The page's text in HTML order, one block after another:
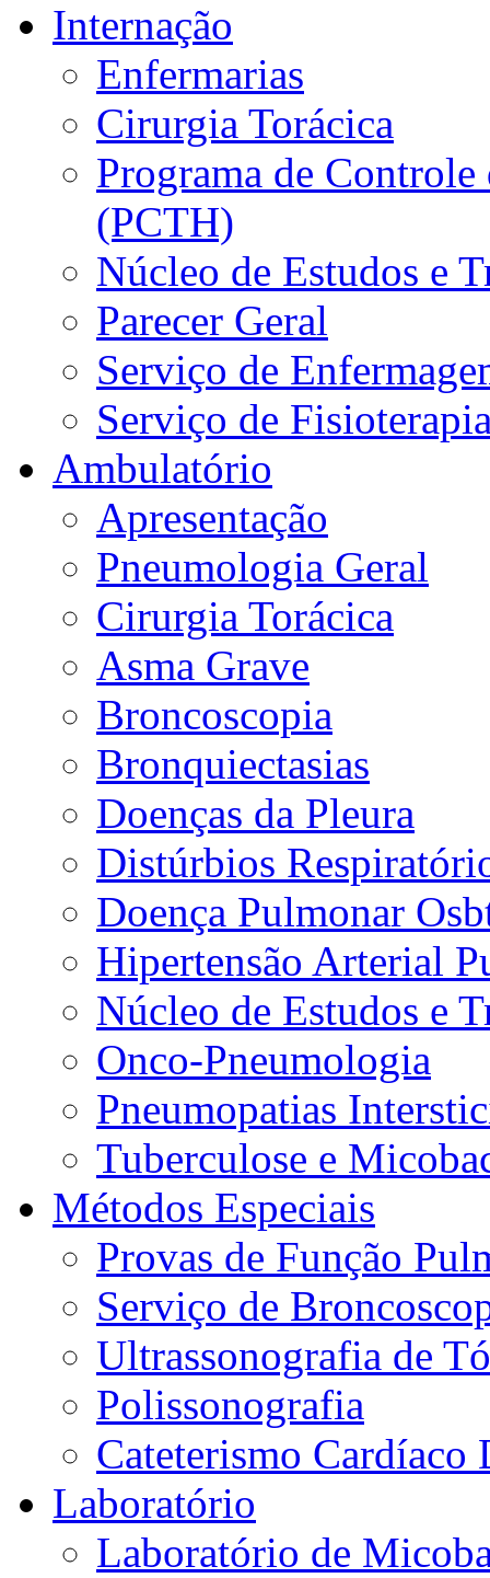
Internação
Enfermarias
Cirurgia Torácica
Programa de
(PCTH)
Núcleo de Estudos e
Parecer Geral
Serviço de
Serviço de
Ambulatório
Apresentação
Pneumologia Geral
Cirurgia Torácica
Asma Grave
Broncoscopia
Bronquiectasias
Doenças da Pleura
Distúrbios
Doença Pulmonar
Hipertensão Arterial
Núcleo de Estudos e
Onco-Pneumologia
Pneumopatias
Tuberculose e
Métodos Especiais
Provas de Função
Serviço de
Ultrassonografia de
Polissonografia
Cateterismo Cardíaco
Laboratório
Laboratório de